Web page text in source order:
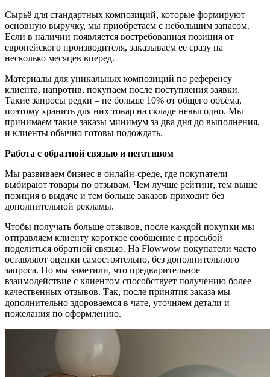
Сырьё для стандартных композиций, которые формируют
основную выручку, мы приобретаем с небольшим запасом.
Если в наличии появляется востребованная позиция от
европейского производителя, заказываем её сразу на
несколько месяцев вперед.
Материалы для уникальных композиций по референсу
клиента, напротив, покупаем после поступления заявки.
Такие запросы редки – не больше 10% от общего объёма,
поэтому хранить для них товар на складе невыгодно. Мы
принимаем такие заказы минимум за два дня до выполнения,
и клиенты обычно готовы подождать.
Работа с обратной связью и негативом
Мы развиваем бизнес в онлайн-среде, где покупатели
выбирают товары по отзывам. Чем лучше рейтинг, тем выше
позиция в выдаче и тем больше заказов приходит без
дополнительной рекламы.
Чтобы получать больше отзывов, после каждой покупки мы
отправляем клиенту короткое сообщение с просьбой
поделиться обратной связью. На Flowwow покупатели часто
оставляют оценки самостоятельно, без дополнительного
запроса. Но мы заметили, что предварительное
взаимодействие с клиентом способствует получению более
качественных отзывов. Так, после принятия заказа мы
дополнительно здороваемся в чате, уточняем детали и
пожелания по оформлению.